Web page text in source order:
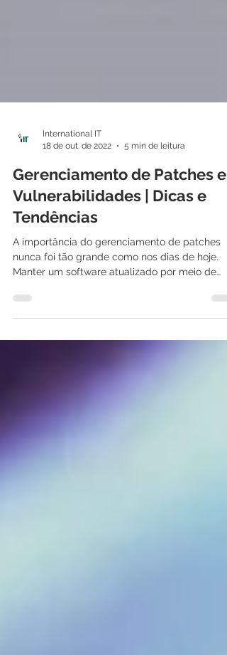
18 de out. de 2022
5 min de leitura
Gerenciamento de Patches e
Vulnerabilidades | Dicas e
Tendências
A importância do gerenciamento de patches
Manter um software atualizado por meio de